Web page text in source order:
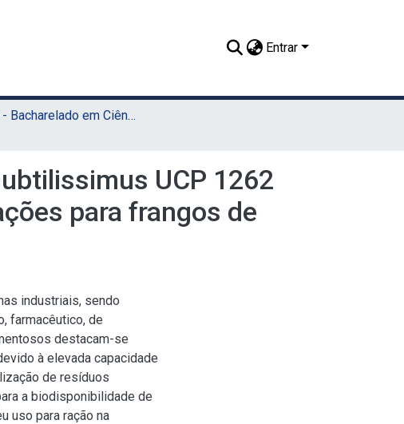
Entrar
TCC - Bacharelado em Ciências Biológicas (Sede)
UCP 1262
para frangos de
industriais, sendo
farmacêutico, de
destacam-se
à elevada capacidade
de resíduos
a biodisponibilidade de
uso para ração na